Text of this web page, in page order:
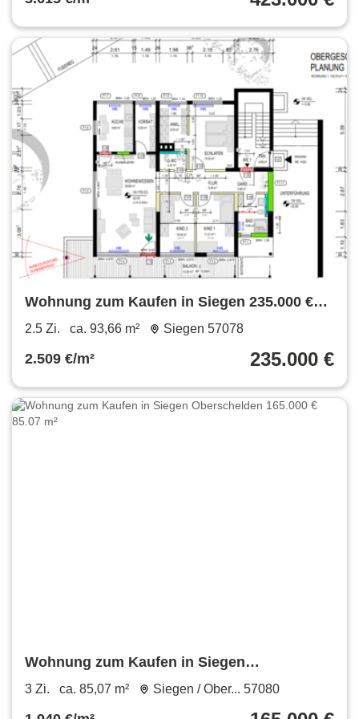
Wohnung zum Kaufen in Siegen 235.000 €
93.66 m²
2.5 Zi. ca. 93,66 m² Siegen 57078
2.509 €/m² 235.000 €
Wohnung zum Kaufen in Siegen
Oberschelden 165.000 € 85.07 m²
3 Zi. ca. 85,07 m² Siegen / Ober... 57080